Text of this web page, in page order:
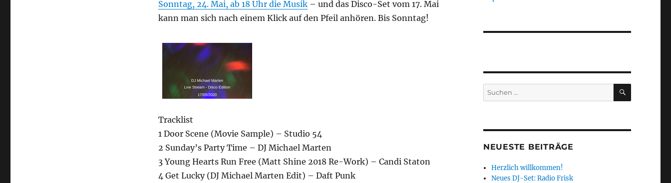
Sonntag, 24. Mai, ab 18 Uhr die Musik– und das Disco-Set vom 17. Mai
kann man sich nach einem Klick auf den Pfeil anhören. Bis Sonntag!
Tracklist
1 Door Scene (Movie Sample) – Studio 54
2 Sunday’s Party Time – DJ Michael Marten
3 Young Hearts Run Free (Matt Shine 2018 Re-Work) – Candi Staton
4 Get Lucky (DJ Michael Marten Edit) – Daft Punk
Suchen
nach:
SUCHEN
NEUESTE BEITRÄGE
Herzlich willkommen!
Neues DJ-Set: Radio Frisk